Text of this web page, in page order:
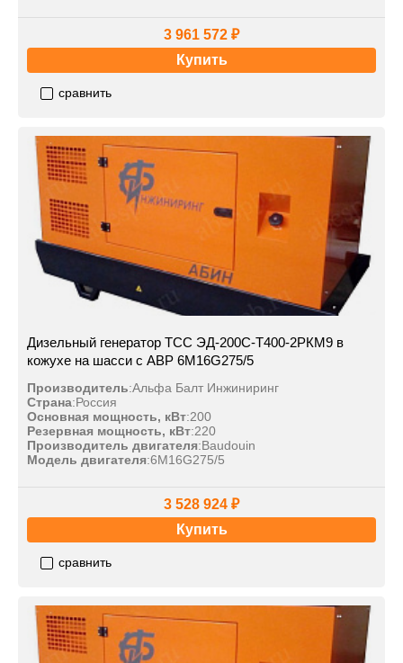
3 961 572 ₽
Купить
сравнить
Дизельный генератор ТСС ЭД-200С-Т400-2РКМ9 в
кожухе на шасси с АВР 6M16G275/5
Производитель:Альфа Балт Инжиниринг
Страна:Россия
Основная мощность, кВт:200
Резервная мощность, кВт:220
Производитель двигателя:Baudouin
Модель двигателя:6M16G275/5
3 528 924 ₽
Купить
сравнить